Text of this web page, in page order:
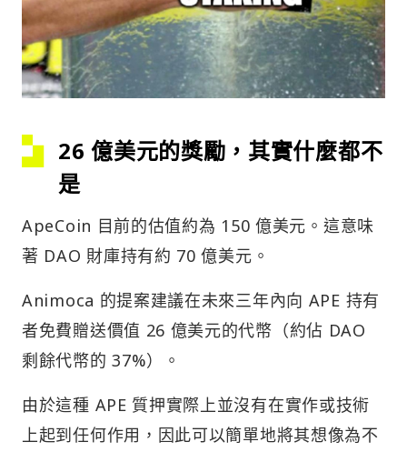
26 億美元的獎勵，其實什麼都不
是
ApeCoin 目前的估值約為 150 億美元。這意味
著 DAO 財庫持有約 70 億美元。
Animoca 的提案建議在未來三年內向 APE 持有
者免費贈送價值 26 億美元的代幣（約佔 DAO
剩餘代幣的 37%）。
由於這種 APE 質押實際上並沒有在實作或技術
上起到任何作用，因此可以簡單地將其想像為不